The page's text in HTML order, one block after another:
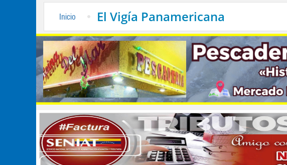
Inicio El Vigía Panamericana